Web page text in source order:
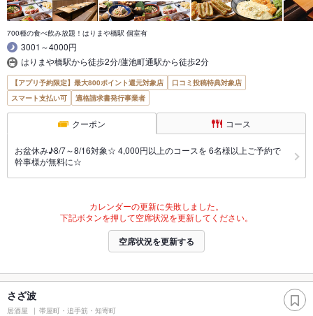
700種の食べ飲み放題！はりまや橋駅 個室有
3001～4000円
はりまや橋駅から徒歩2分/蓮池町通駅から徒歩2分
【アプリ予約限定】最大800ポイント還元対象店
口コミ投稿特典対象店
スマート支払い可
適格請求書発行事業者
クーポン コース
お盆休み♪8/7～8/16対象☆ 4,000円以上のコースを 6名様以上ご予約で
幹事様が無料に☆
カレンダーの更新に失敗しました。
下記ボタンを押して空席状況を更新してください。
空席状況を更新する
さざ波
居酒屋 帯屋町・追手筋・知寄町